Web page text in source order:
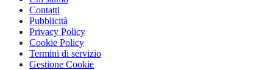
Contatti
Pubblicità
Privacy Policy
Cookie Policy
Termini di servizio
Gestione Cookie